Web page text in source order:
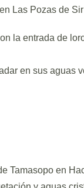
Las Pozas de
la entrada de
en sus
Tamasopo en